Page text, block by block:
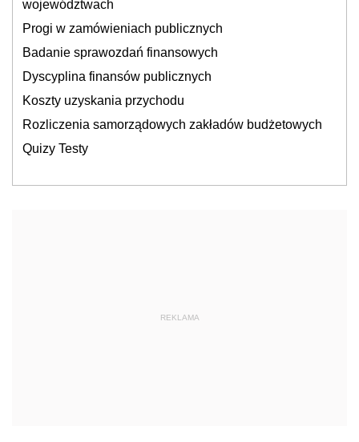
województwach
Progi w zamówieniach publicznych
Badanie sprawozdań finansowych
Dyscyplina finansów publicznych
Koszty uzyskania przychodu
Rozliczenia samorządowych zakładów budżetowych
Quizy Testy
REKLAMA